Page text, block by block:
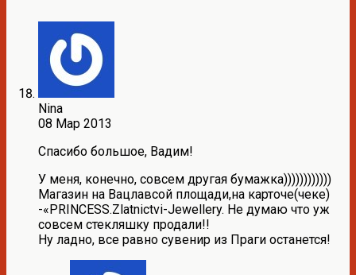
Nina
08 Мар 2013
Спасибо большое, Вадим!
У меня, конечно, совсем другая бумажка))))))))))))
Магазин на Вацлавсой площади,на карточе(чеке)
-«PRINCESS.Zlatnictvi-Jewellery. Не думаю что уж
совсем стекляшку продали!!
Ну ладно, все равно сувенир из Праги останется!